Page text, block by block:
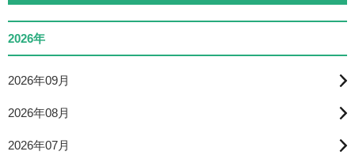
2026年
2026年09月
2026年08月
2026年07月